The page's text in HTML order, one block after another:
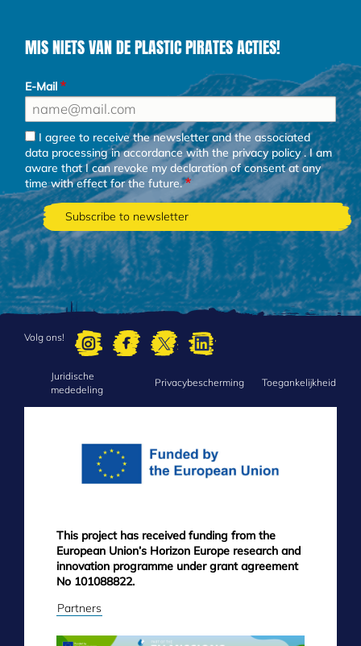
MIS NIETS VAN DE PLASTIC PIRATES ACTIES!
E-Mail
I agree to receive the newsletter and the associated
data processing in accordance with the privacy policy. I am
aware that I can revoke my declaration of consent at any
time with effect for the future.
Volg ons!
FOOTER
MENU
Juridische
mededeling
Privacybescherming Toegankelijkheid
This project has received funding from the
European Union’s Horizon Europe research and
innovation programme under grant agreement
No 101088822.
Partners